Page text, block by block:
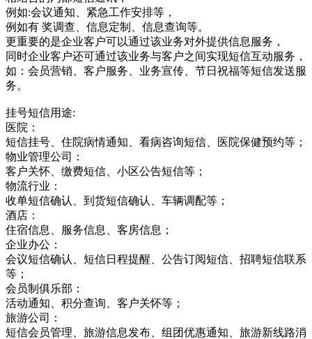
例如:会议通知、紧急工作安排等，
例如有 奖调查、信息定制、信息查询等。
更重要的是企业客户可以通过该业务对外提供信息服务，
同时企业客户还可通过该业务与客户之间实现短信互动服务，
如：会员营销、客户服务、业务宣传、节日祝福等短信发送服
务。
挂号短信用途:
医院：
短信挂号、住院病情通知、看病咨询短信、医院保健预约等；
物业管理公司：
客户关怀、缴费短信、小区公告短信等；
物流行业：
收单短信确认、到货短信确认、车辆调配等；
酒店：
住宿信息、服务信息、客房信息；
企业办公：
会议短信确认、短信日程提醒、公告订阅短信、招聘短信联系
等；
会员制俱乐部：
活动通知、积分查询、客户关怀等；
旅游公司：
短信会员管理、旅游信息发布、组团优惠通知、旅游新线路消